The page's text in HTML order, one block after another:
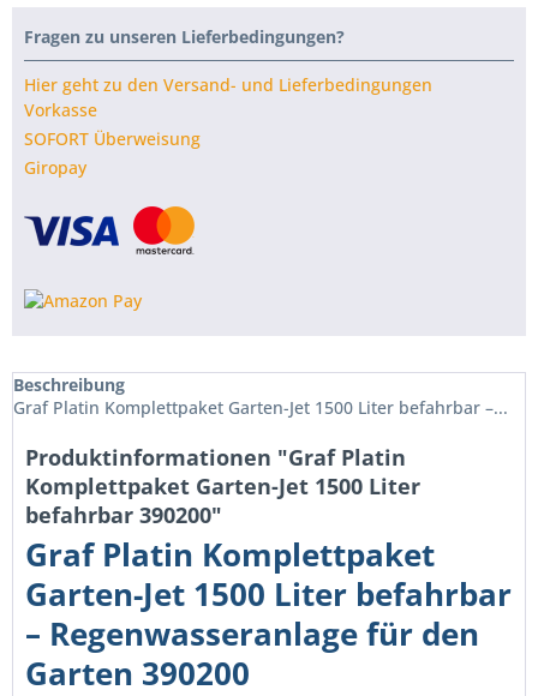
Fragen zu unseren Lieferbedingungen?
Hier geht zu den Versand- und Lieferbedingungen
Vorkasse
SOFORT Überweisung
Giropay
Beschreibung
Graf Platin Komplettpaket Garten-Jet 1500 Liter befahrbar –...
Produktinformationen "Graf Platin
Komplettpaket Garten-Jet 1500 Liter
befahrbar 390200"
Graf Platin Komplettpaket
Garten-Jet 1500 Liter befahrbar
– Regenwasseranlage für den
Garten 390200